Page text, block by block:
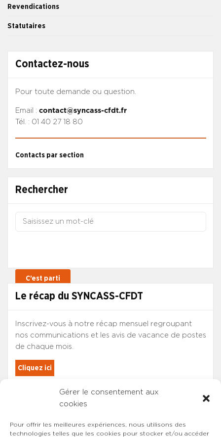
Gérer le consentement aux
cookies
Pour offrir les meilleures expériences, nous utilisons des
technologies telles que les cookies pour stocker et/ou accéder
Revendications
Statutaires
Contactez-nous
Pour toute demande ou question.
Email : contact@syncass-cfdt.fr
Tél. : 01 40 27 18 80
Contacts par section
Rechercher
Le récap du SYNCASS-CFDT
Inscrivez-vous à notre récap mensuel regroupant
nos communications et les avis de vacance de postes
de chaque mois.
Cliquez ici
Les adhérents du SYNCASS-CFDT
sont automatiquement inscrits.